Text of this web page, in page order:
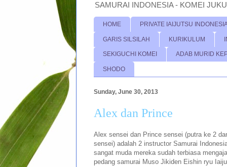
SAMURAI INDONESIA - KOMEI
HOME PRIVATE IAIJUTSU
GARIS SILSILAH KURIKULUM
SEKIGUCHI KOMEI ADAB MURID
SHODO
Sunday, June 30, 2013
Alex dan Prince
Alex sensei dan Prince sensei (putra ke 2
sensei) adalah 2 instructor Samurai
sangat muda mereka sudah terbiasa
pedang samurai Muso Jikiden Eishin ryu